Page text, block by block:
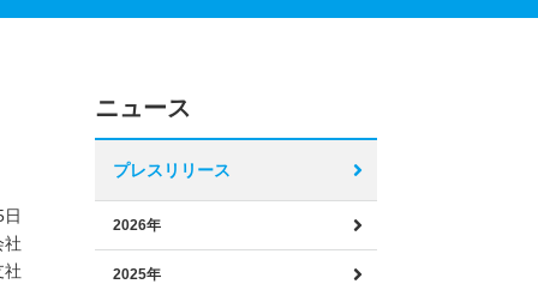
社
社
ニュース
プレスリリース
2026年
2025年